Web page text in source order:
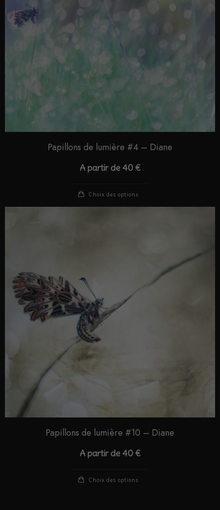
Papillons de lumière #4 – Diane
A partir de 40 €
Choix des options
Papillons de lumière #10 – Diane
A partir de 40 €
Choix des options